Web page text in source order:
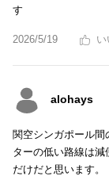
す
2026/5/19
alohays
関空シンガポール
ターの低い路線は
だけだと思います。